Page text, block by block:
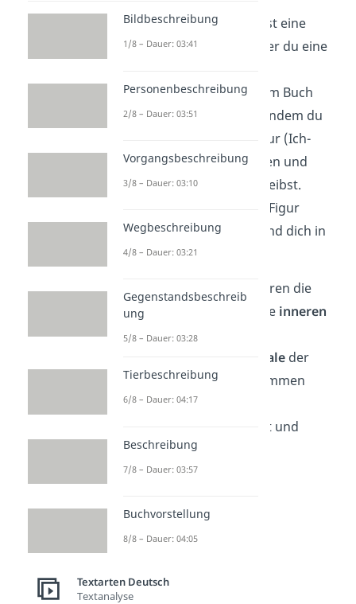
Eine Rollenbiographie ist eine
bestimmte Textart, in der du eine
Theaterstück oder einem Buch
vorstellst. Das tust du, indem du
aus der Sicht dieser Figur (Ich-
Form) ihre Eigenschaften und
Besonderheiten beschreibst.
Dadurch kannst du die Figur
besser kennenlernen und dich in
sie hineinversetzen.
Zur Beschreibung gehören die
äußere Erscheinung
, die inneren
Werteund die
Persönlichkeitsmerkmaleder
fiktiven Figur. Hinzu kommen
Informationen zu ihrer
Vergangenheit, Zukunft und
aktuellen Situation.
Bildbeschreibung
1/8 – Dauer: 03:41
Personenbeschreibung
2/8 – Dauer: 03:51
Vorgangsbeschreibung
3/8 – Dauer: 03:10
Wegbeschreibung
4/8 – Dauer: 03:21
Gegenstandsbeschreib
ung
5/8 – Dauer: 03:28
Tierbeschreibung
6/8 – Dauer: 04:17
Beschreibung
7/8 – Dauer: 03:57
Buchvorstellung
8/8 – Dauer: 04:05
Textarten Deutsch
Textanalyse